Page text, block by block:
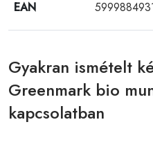
EAN
Gyakran ismételt
Greenmark bio
kapcsolatban